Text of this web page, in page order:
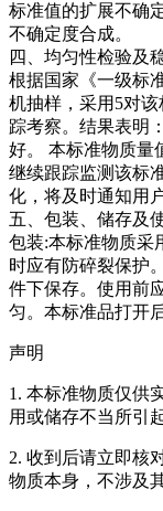
标准值的扩展不确
不确定度合成。
四、均匀性检验及
根据国家《一级标
机抽样，采用5对
踪考察。结果表明
好。 本标准物质量
继续跟踪监测该标
化，将及时通知用户
五、包装、储存及
包装:本标准物质采
时应有防碎裂保护
件下保存。使用前
匀。本标准品打开
声明
1. 本标准物质仅供
用或储存不当所引
2. 收到后请立即核
物质本身，不涉及